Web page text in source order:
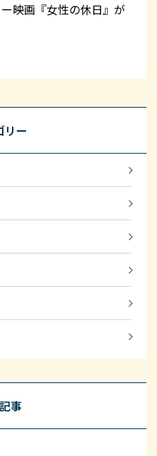
映画『女性の休日』が
リー
事